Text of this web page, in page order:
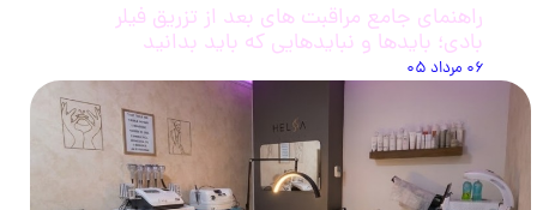
راهنمای جامع مراقبت های بعد از تزریق فیلر
بادی؛ بایدها و نبایدهایی که باید بدانید
۰۶ مرداد ۰۵